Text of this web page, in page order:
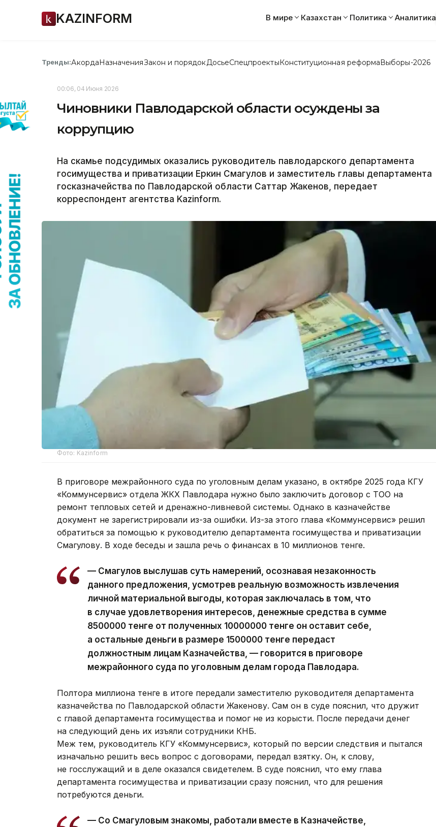
KAZINFORM В мире Казахстан Политика Аналитика
Тренды:АкордаНазначенияЗакон и порядок ДосьеСпецпроектыКонституционная реформаВыборы-2026
00:06, 04 Июня 2026
Чиновники Павлодарской области осуждены за
коррупцию
На скамье подсудимых оказались руководитель павлодарского департамента
госимущества и приватизации Еркин Смагулов и заместитель главы департамента
госказначейства по Павлодарской области Саттар Жакенов, передает
корреспондент агентства Kazinform.
Фото: Kazinform
В приговоре межрайонного суда по уголовным делам указано, в октябре 2025 года КГУ
«Коммунсервис» отдела ЖКХ Павлодара нужно было заключить договор с ТОО на
ремонт тепловых сетей и дренажно-ливневой системы. Однако в казначействе
документ не зарегистрировали из-за ошибки. Из-за этого глава «Коммунсервис» решил
обратиться за помощью к руководителю департамента госимущества и приватизации
Смагулову. В ходе беседы и зашла речь о финансах в 10 миллионов тенге.
— Смагулов выслушав суть намерений, осознавая незаконность
данного предложения, усмотрев реальную возможность извлечения
личной материальной выгоды, которая заключалась в том, что
в случае удовлетворения интересов, денежные средства в сумме
8500000 тенге от полученных 10000000 тенге он оставит себе,
а остальные деньги в размере 1500000 тенге передаст
должностным лицам Казначейства, — говорится в приговоре
межрайонного суда по уголовным делам города Павлодара.
Полтора миллиона тенге в итоге передали заместителю руководителя департамента
казначейства по Павлодарской области Жакенову. Сам он в суде пояснил, что дружит
с главой департамента госимущества и помог не из корысти. После передачи денег
на следующий день их изъяли сотрудники КНБ.
Меж тем, руководитель КГУ «Коммунсервис», который по версии следствия и пытался
изначально решить весь вопрос с договорами, передал взятку. Он, к слову,
не госслужащий и в деле оказался свидетелем. В суде пояснил, что ему глава
департамента госимущества и приватизации сразу пояснил, что для решения
потребуются деньги.
— Со Смагуловым знакомы, работали вместе в Казначействе,